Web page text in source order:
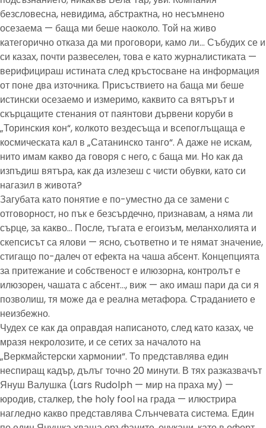
безсловесна, невидима, абстрактна, но несъмнено
осезаема — баща ми беше наоколо. Той на живо
категорично отказа да ми проговори, камо ли… Събудих се и
си казах, почти развеселен, това е като журналистиката —
верифицираш истината след кръстосване на информация
от поне два източника. Присъствието на баща ми беше
истински осезаемо и измеримо, каквито са вятърът и
скърцащите стенания от паянтови дървени коруби в
„Торинския кон“, колкото вездесъща и всепоглъщаща е
космическата кал в „Сатанинско танго“. А даже не искам,
нито имам какво да говоря с него, с баща ми. Но как да
изпъдиш вятъра, как да излезеш с чисти обувки, като си
нагазил в живота?
Загубата като понятие е по-уместно да се замени с
отговорност, но пък е безсърдечно, признавам, а няма ли
сърце, за какво… После, тъгата е егоизъм, меланхолията и
скепсисът са ялови — ясно, съответно и те нямат значение,
стигащо по-далеч от ефекта на чаша абсент. Концепцията
за притежание и собственост е илюзорна, контролът е
илюзорен, чашата с абсент…, виж — ако имаш пари да си я
позволиш, тя може да е реална метафора. Страданието е
неизбежно.
Чудех се как да оправдая написаното, след като казах, че
мразя некролозите, и се сетих за началото на
„Веркмайстерски хармонии“. То представлява един
неспиращ кадър, дълъг точно 20 минути. В тях разказвачът
Януш Валушка (Lars Rudolph — мир на праха му) —
юродив, сталкер, the holy fool на града — илюстрира
нагледно какво представлява Слънчевата система. Един